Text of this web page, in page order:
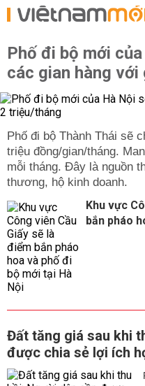
Phố đi bộ mới
các gian hàng
Phố đi bộ Thành Thái sẽ
triệu đồng/gian/tháng.
mỗi tháng. Đây là nguồn
thương, hộ kinh doanh.
Khu vực
bắn pháo
Đất tăng giá sau khi
được chia sẻ lợi ích